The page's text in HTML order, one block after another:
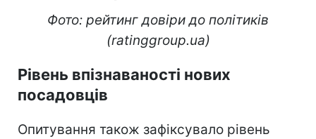
Фото: рейтинг довіри до політиків
(ratinggroup.ua)
Рівень впізнаваності нових
посадовців
Опитування також зафіксувало рівень